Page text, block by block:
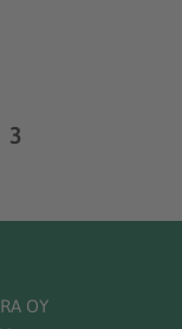
3
OY